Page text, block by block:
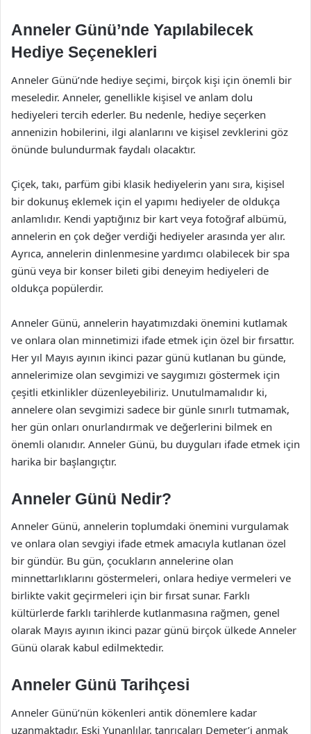
Anneler Günü’nde Yapılabilecek
Hediye Seçenekleri
Anneler Günü’nde hediye seçimi, birçok kişi için önemli bir
meseledir. Anneler, genellikle kişisel ve anlam dolu
hediyeleri tercih ederler. Bu nedenle, hediye seçerken
annenizin hobilerini, ilgi alanlarını ve kişisel zevklerini göz
önünde bulundurmak faydalı olacaktır.
Çiçek, takı, parfüm gibi klasik hediyelerin yanı sıra, kişisel
bir dokunuş eklemek için el yapımı hediyeler de oldukça
anlamlıdır. Kendi yaptığınız bir kart veya fotoğraf albümü,
annelerin en çok değer verdiği hediyeler arasında yer alır.
Ayrıca, annelerin dinlenmesine yardımcı olabilecek bir spa
günü veya bir konser bileti gibi deneyim hediyeleri de
oldukça popülerdir.
Anneler Günü, annelerin hayatımızdaki önemini kutlamak
ve onlara olan minnetimizi ifade etmek için özel bir fırsattır.
Her yıl Mayıs ayının ikinci pazar günü kutlanan bu günde,
annelerimize olan sevgimizi ve saygımızı göstermek için
çeşitli etkinlikler düzenleyebiliriz. Unutulmamalıdır ki,
annelere olan sevgimizi sadece bir günle sınırlı tutmamak,
her gün onları onurlandırmak ve değerlerini bilmek en
önemli olanıdır. Anneler Günü, bu duyguları ifade etmek için
harika bir başlangıçtır.
Anneler Günü Nedir?
Anneler Günü, annelerin toplumdaki önemini vurgulamak
ve onlara olan sevgiyi ifade etmek amacıyla kutlanan özel
bir gündür. Bu gün, çocukların annelerine olan
minnettarlıklarını göstermeleri, onlara hediye vermeleri ve
birlikte vakit geçirmeleri için bir fırsat sunar. Farklı
kültürlerde farklı tarihlerde kutlanmasına rağmen, genel
olarak Mayıs ayının ikinci pazar günü birçok ülkede Anneler
Günü olarak kabul edilmektedir.
Anneler Günü Tarihçesi
Anneler Günü’nün kökenleri antik dönemlere kadar
uzanmaktadır. Eski Yunanlılar, tanrıçaları Demeter’i anmak